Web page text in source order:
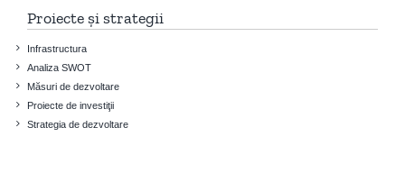
Proiecte și strategii
Infrastructura
Analiza SWOT
Măsuri de dezvoltare
Proiecte de investiţii
Strategia de dezvoltare